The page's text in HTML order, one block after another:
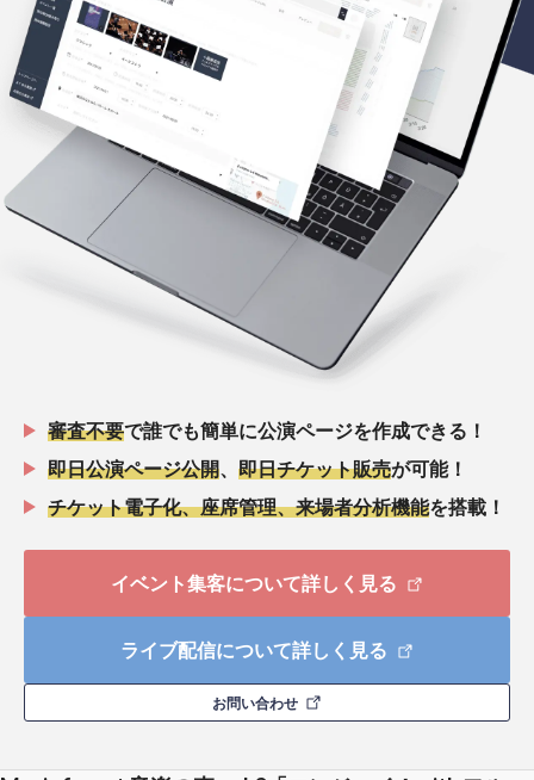
審査不要で誰でも簡単に公演ページを作成できる！
即日公演ページ公開
即日チケット販売が可能！
チケット電子化、座席管理、来場者分析機能を搭載！
イベント集客について詳しく見る
ライブ配信について詳しく見る
お問い合わせ